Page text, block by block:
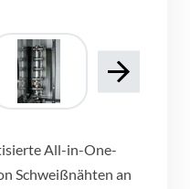
All-in-One-
Schweißnähten an